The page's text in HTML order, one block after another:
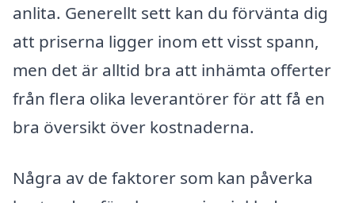
anlita. Generellt sett kan du förvänta dig
att priserna ligger inom ett visst spann,
men det är alltid bra att inhämta offerter
från flera olika leverantörer för att få en
bra översikt över kostnaderna.
Några av de faktorer som kan påverka